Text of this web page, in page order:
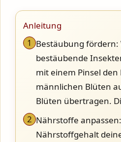
Anleitung
1 Bestäubung
bestäubende
mit einem Pinsel den
männlichen Blüten
Blüten übertragen.
2 Nährstoffe
Nährstoffgehalt